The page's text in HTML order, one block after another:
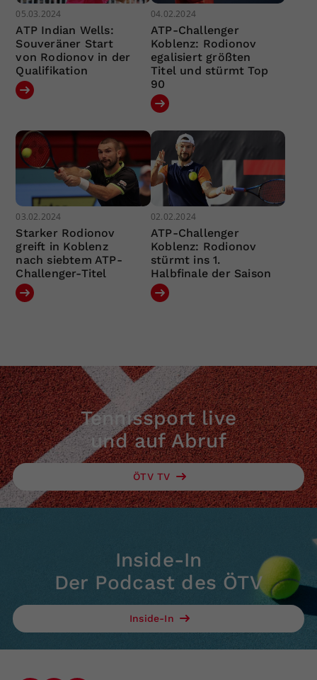
05.03.2024
ATP Indian Wells:
Souveräner Start
von Rodionov in der
Qualifikation
04.02.2024
ATP-Challenger
Koblenz: Rodionov
egalisiert größten
Titel und stürmt Top
90
03.02.2024
Starker Rodionov
greift in Koblenz
nach siebtem ATP-
Challenger-Titel
02.02.2024
ATP-Challenger
Koblenz: Rodionov
stürmt ins 1.
Halbfinale der Saison
Tennissport live
und auf Abruf
ÖTV TV
Inside-In
Der Podcast des ÖTV
Inside-In